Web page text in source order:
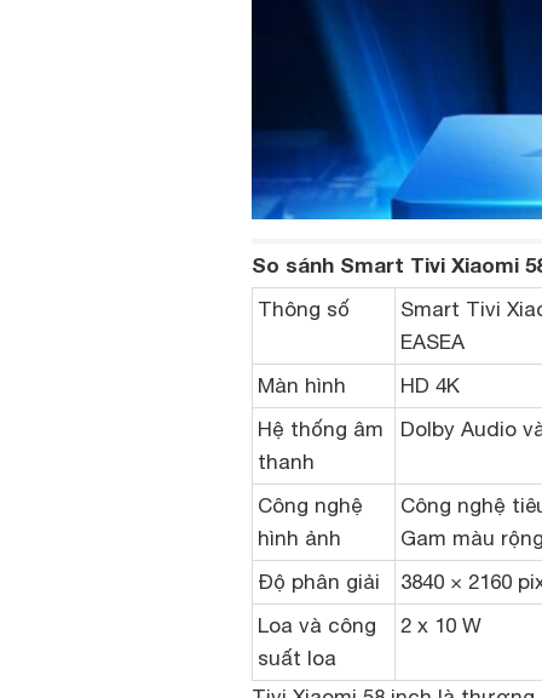
So sánh Smart Tivi Xiaomi
Thông số
Smart Tivi
EASEA
Màn hình
HD 4K
Hệ thống âm
thanh
Dolby Audio
Công nghệ
hình ảnh
Công nghệ
Gam màu
Độ phân giải
3840 × 2160
Loa và công
suất loa
2 x 10 W